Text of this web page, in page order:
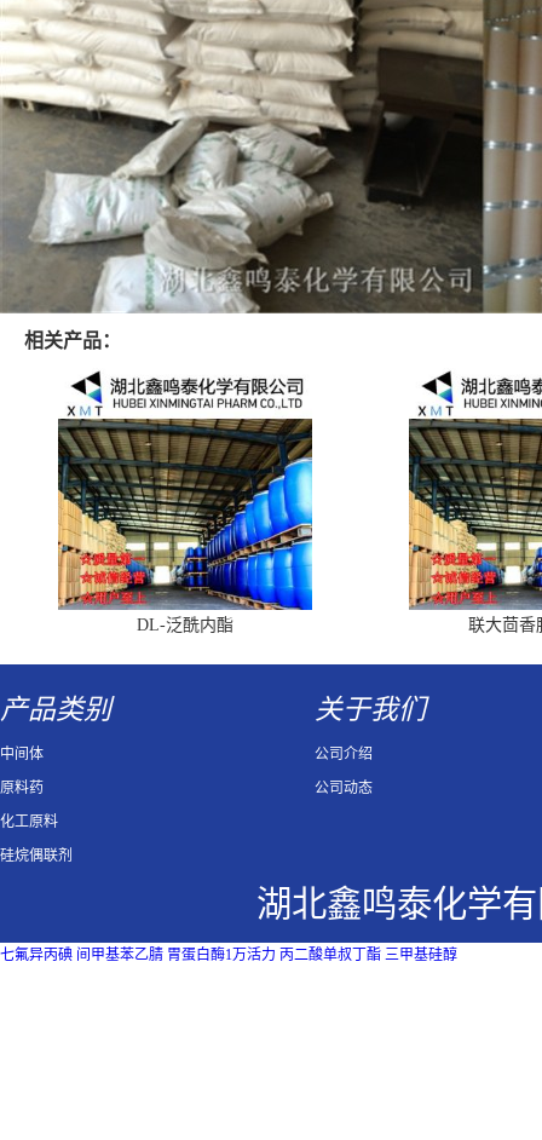
相关产品：
DL-泛酰内酯 联大茴香
产品类别
中间体
原料药
化工原料
硅烷偶联剂
关于我们
公司介绍
公司动态
湖北鑫鸣泰化学
七氟异丙碘 间甲基苯乙腈 胃蛋白酶1万活力 丙二酸单叔丁酯 三甲基硅醇